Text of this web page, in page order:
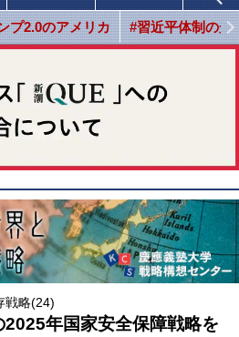
プ2.0のアメリカ #習近平体制の光
戦略(24)
年国家安全保障戦略を